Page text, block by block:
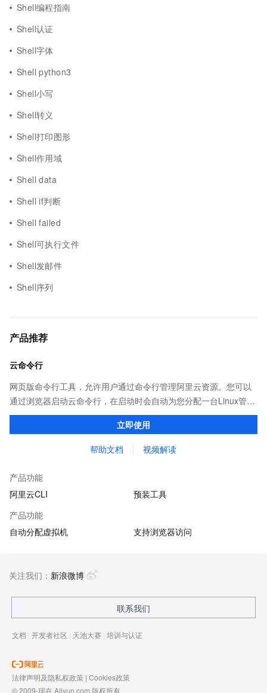
Shell编程指南
Shell认证
Shell字体
Shell python3
Shell小写
Shell转义
Shell打印图形
Shell作用域
Shell data
Shell if判断
Shell failed
Shell可执行文件
Shell发邮件
Shell序列
产品推荐
云命令行
网页版命令行工具，允许用户通过命令行管理阿里云资源。您可以
通过浏览器启动云命令行，在启动时会自动为您分配一台Linux管理
机，并预装CLI、Terraform等多种云管理工具和ssh、vim、jq等系
立即使用
帮助文档 视频解读
产品功能
阿里云CLI
预装工具
产品功能
自动分配虚拟机
支持浏览器访问
关注我们： 新浪微博
联系我们
文档 | 开发者社区 | 天池大赛 | 培训与认证
法律声明及隐私权政策 | Cookies政策
© 2009-现在 Aliyun.com 版权所有